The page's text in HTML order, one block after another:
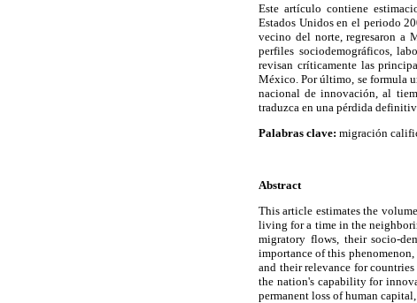
Este artículo contiene
Estados Unidos en el periodo
vecino del norte, regresaron a
perfiles sociodemográficos,
revisan críticamente las
México. Por último, se formula
nacional de innovación, al
traduzca en una pérdida
Palabras clave: migración
Abstract
This article estimates the
living for a time in the
migratory flows, their socio-
importance of this
and their relevance for
the nation's capability for
permanent loss of human